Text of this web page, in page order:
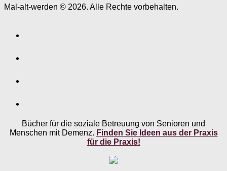
Mal-alt-werden © 2026. Alle Rechte vorbehalten.
Bücher für die soziale Betreuung von Senioren und
Menschen mit Demenz. Finden Sie Ideen aus der Praxis
für die Praxis!